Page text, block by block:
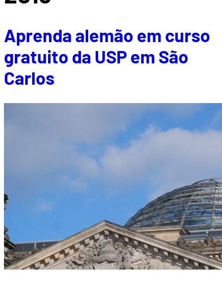
Aprenda alemão em curso
gratuito da USP em São
Carlos